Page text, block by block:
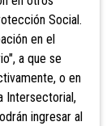
Social.
en el
a que se
o en
Intersectorial,
ingresar al